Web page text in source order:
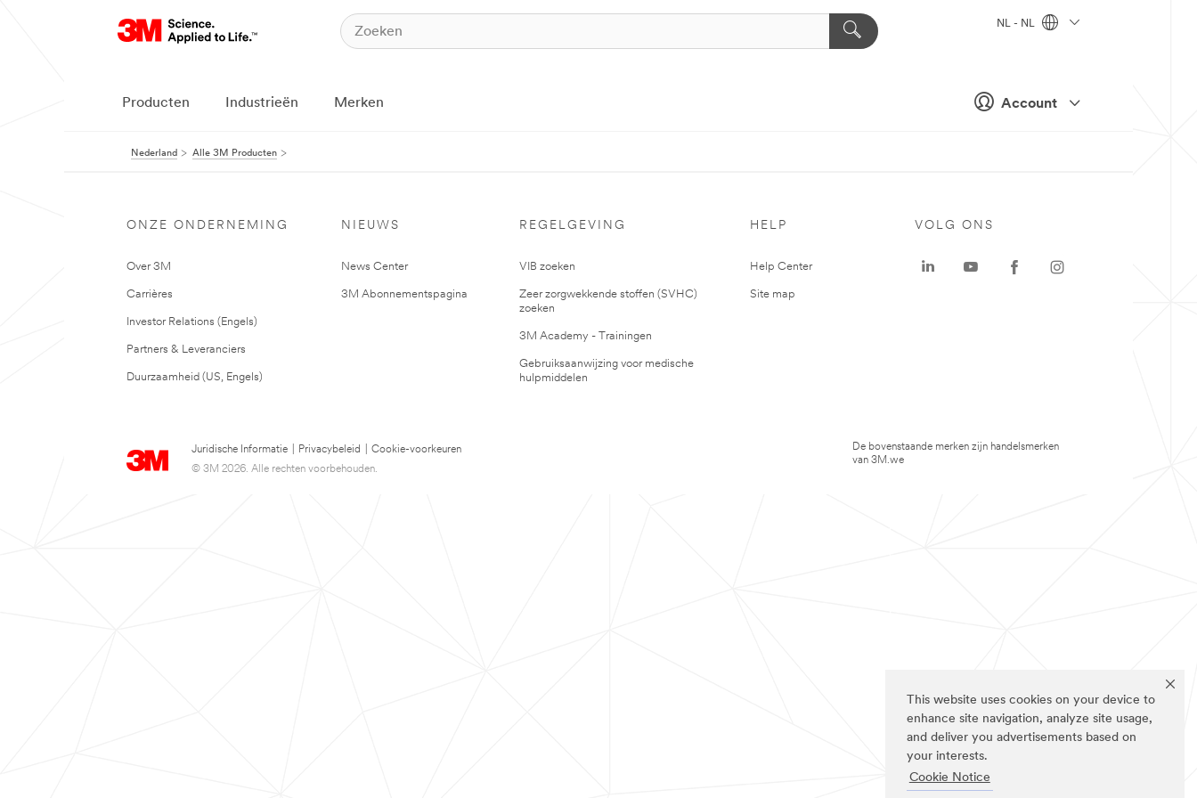
This website uses cookies on your device to
enhance site navigation, analyze site usage,
and deliver you advertisements based on
your interests.
Cookie Notice
Account
NL - NL
Producten Industrieën Merken
Nederland Alle 3M Producten
ONZE ONDERNEMING
Over 3M
Carrières
Investor Relations (Engels)
Partners & Leveranciers
Duurzaamheid (US, Engels)
NIEUWS
News Center
3M Abonnementspagina
REGELGEVING
VIB zoeken
Zeer zorgwekkende stoffen (SVHC)
zoeken
3M Academy - Trainingen
Gebruiksaanwijzing voor medische
hulpmiddelen
HELP
Help Center
Site map
Juridische Informatie Privacybeleid
Cookie-voorkeuren
© 3M 2026. Alle rechten voorbehouden.
VOLG ONS
De bovenstaande merken zijn handelsmerken
van 3M.we